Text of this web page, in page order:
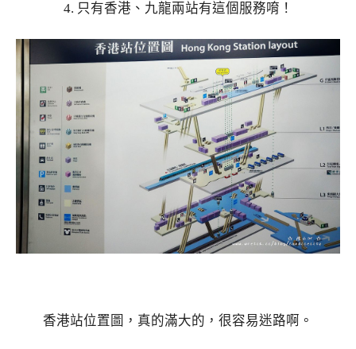
4. 只有香港、九龍兩站有這個服務唷！
香港站位置圖，真的滿大的，很容易迷路啊。